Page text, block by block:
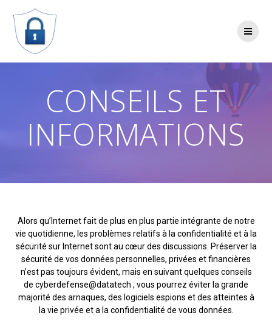
CONSEILS ET
INFORMATIONS
Alors qu’Internet fait de plus en plus partie intégrante de notre
vie quotidienne, les problèmes relatifs à la confidentialité et à la
sécurité sur Internet sont au cœur des discussions. Préserver la
sécurité de vos données personnelles, privées et financières
n’est pas toujours évident, mais en suivant quelques conseils
de cyberdefense@datatech , vous pourrez éviter la grande
majorité des arnaques, des logiciels espions et des atteintes à
la vie privée et a la confidentialité de vous données.